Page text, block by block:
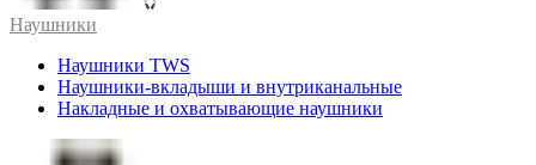
Наушники
Наушники TWS
Наушники-вкладыши и внутриканальные
Накладные и охватывающие наушники